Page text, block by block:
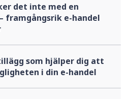
det inte med en
framgångsrik e-handel
som hjälper dig att
i din e-handel